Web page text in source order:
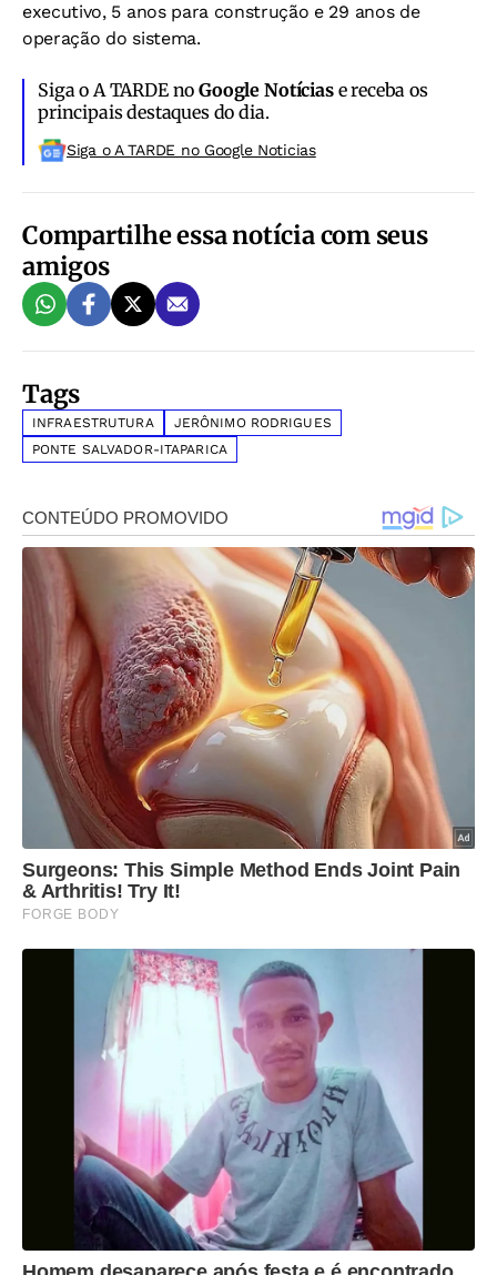
executivo, 5 anos para construção e 29 anos de
operação do sistema.
Siga o A TARDE noGoogle Notíciase receba os
principais destaques do dia.
Siga o A TARDE no Google Noticias
Compartilhe essa notícia com seus
amigos
Tags
INFRAESTRUTURA
JERÔNIMO RODRIGUES
PONTE SALVADOR-ITAPARICA